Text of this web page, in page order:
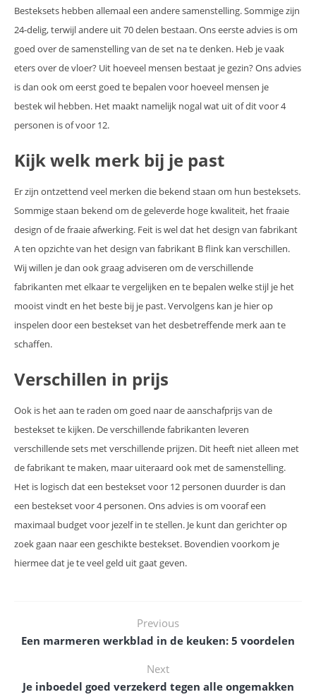
Besteksets hebben allemaal een andere samenstelling. Sommige zijn
24-delig, terwijl andere uit 70 delen bestaan. Ons eerste advies is om
goed over de samenstelling van de set na te denken. Heb je vaak
eters over de vloer? Uit hoeveel mensen bestaat je gezin? Ons advies
is dan ook om eerst goed te bepalen voor hoeveel mensen je
bestek wil hebben. Het maakt namelijk nogal wat uit of dit voor 4
personen is of voor 12.
Kijk welk merk bij je past
Er zijn ontzettend veel merken die bekend staan om hun besteksets.
Sommige staan bekend om de geleverde hoge kwaliteit, het fraaie
design of de fraaie afwerking. Feit is wel dat het design van fabrikant
A ten opzichte van het design van fabrikant B flink kan verschillen.
Wij willen je dan ook graag adviseren om de verschillende
fabrikanten met elkaar te vergelijken en te bepalen welke stijl je het
mooist vindt en het beste bij je past. Vervolgens kan je hier op
inspelen door een bestekset van het desbetreffende merk aan te
schaffen.
Verschillen in prijs
Ook is het aan te raden om goed naar de aanschafprijs van de
bestekset te kijken. De verschillende fabrikanten leveren
verschillende sets met verschillende prijzen. Dit heeft niet alleen met
de fabrikant te maken, maar uiteraard ook met de samenstelling.
Het is logisch dat een bestekset voor 12 personen duurder is dan
een bestekset voor 4 personen. Ons advies is om vooraf een
maximaal budget voor jezelf in te stellen. Je kunt dan gerichter op
zoek gaan naar een geschikte bestekset. Bovendien voorkom je
hiermee dat je te veel geld uit gaat geven.
Previous
Een marmeren werkblad in de keuken: 5 voordelen
Next
Je inboedel goed verzekerd tegen alle ongemakken